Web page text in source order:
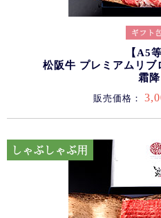
【A5
松阪牛 プレミアムリブ
霜降
販売価格：